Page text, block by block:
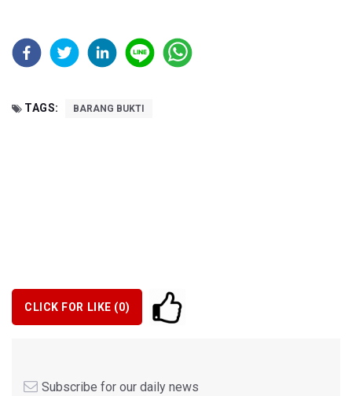
TAGS: BARANG BUKTI
CLICK FOR LIKE (0)
Subscribe for our daily news